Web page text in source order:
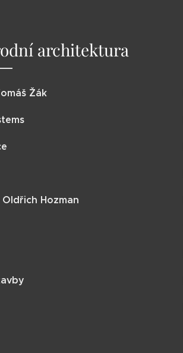
architektura
Žák
Hozman